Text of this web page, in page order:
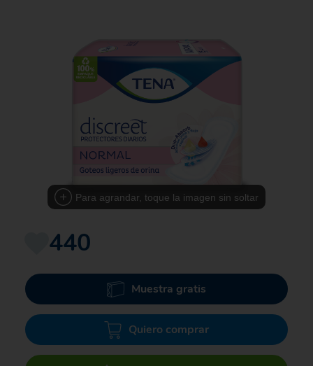
Para agrandar, toque la imagen sin soltar
440
Muestra gratis
Quiero comprar